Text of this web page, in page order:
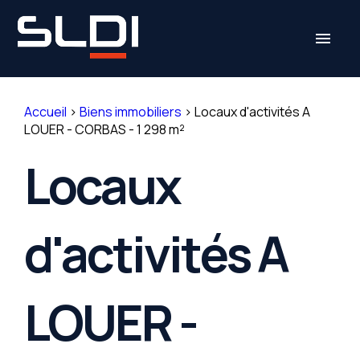
menu
Accueil > Biens immobiliers > Locaux d'activités A
LOUER - CORBAS - 1 298 m²
Locaux
d'activités A
LOUER -